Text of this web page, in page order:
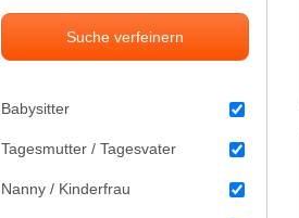
Suche verfeinern
Babysitter
Tagesmutter / Tagesvater
Nanny / Kinderfrau